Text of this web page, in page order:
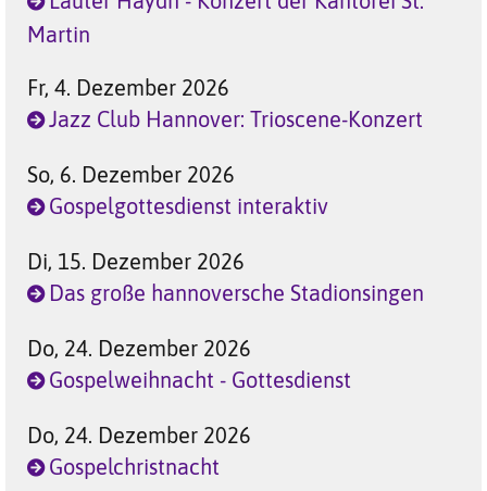
Martin
Fr, 4. Dezember 2026
Jazz Club Hannover: Trioscene-Konzert
So, 6. Dezember 2026
Gospelgottesdienst interaktiv
Di, 15. Dezember 2026
Das große hannoversche Stadionsingen
Do, 24. Dezember 2026
Gospelweihnacht - Gottesdienst
Do, 24. Dezember 2026
Gospelchristnacht